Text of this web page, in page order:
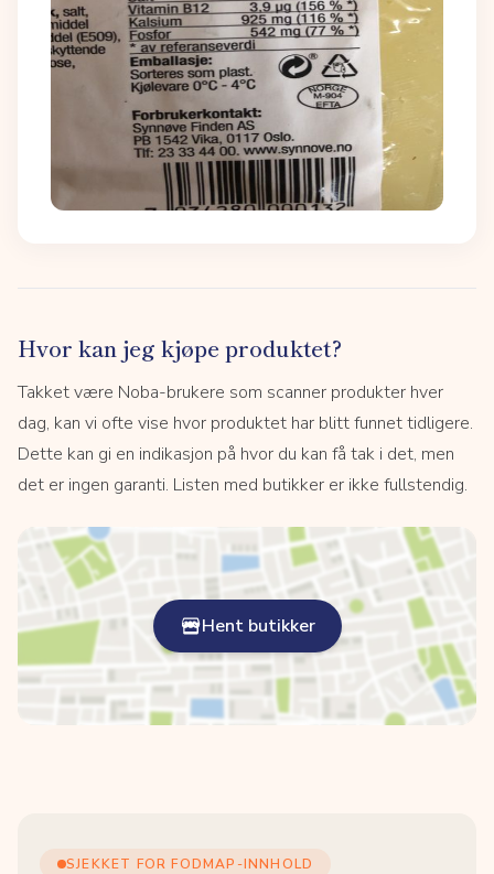
Hvor kan jeg kjøpe produktet?
Takket være Noba-brukere som scanner produkter hver
dag, kan vi ofte vise hvor produktet har blitt funnet tidligere.
Dette kan gi en indikasjon på hvor du kan få tak i det, men
det er ingen garanti. Listen med butikker er ikke fullstendig.
Hent butikker
SJEKKET FOR FODMAP-INNHOLD